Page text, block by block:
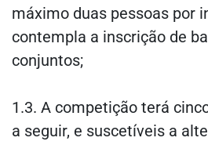
máximo duas pessoas por
contempla a inscrição de
conjuntos;
1.3. A competição terá
a seguir, e suscetíveis a